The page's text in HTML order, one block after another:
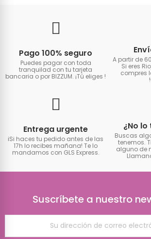
Pago 100% seguro
Puedes pagar con toda
tranquilad con tu tarjeta
bancaria o por BIZZUM. ¡Tú eliges !
A partir de
Si eres
compres
Entrega urgente
iSi haces tu pedido antes de las
17h lo recibes mañana! Te lo
mandamos con GLS Express.
¿No
Buscas
tenemos.
alguno de
Suscríbete a nuestro